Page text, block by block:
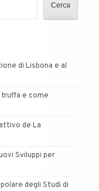
Cerca
di Lisbona e al
e come
de La
Sviluppi per
degli Studi di